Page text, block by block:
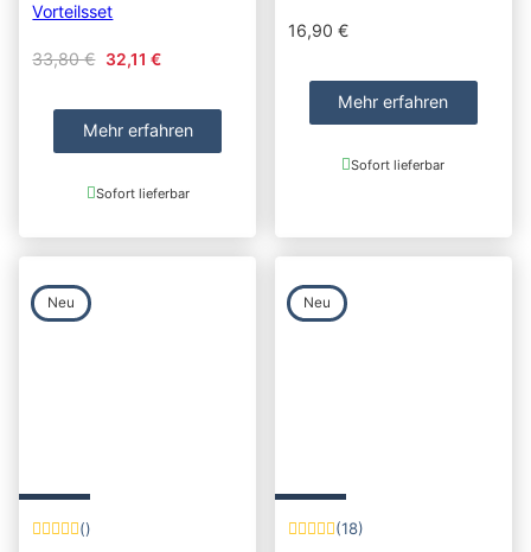
Vorteilsset
33,80€ Original price was: 33,80 €.
32,11€Current price is: 32,11 €.
Mehr erfahren
Sofort lieferbar
16,90€
Mehr erfahren
Sofort lieferbar
()
Neu
(18)
Neu